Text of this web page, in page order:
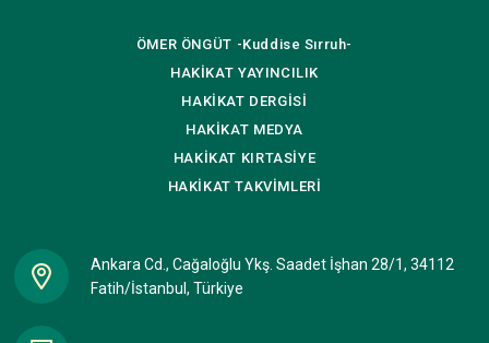
ÖMER ÖNGÜT -Kuddise Sırruh-
HAKİKAT YAYINCILIK
HAKİKAT DERGİSİ
HAKİKAT MEDYA
HAKİKAT KIRTASİYE
HAKİKATTAKVİMLERİ
Ankara Cd., Cağaloğlu Ykş. Saadet İşhan 28/1, 34112
Fatih/İstanbul, Türkiye